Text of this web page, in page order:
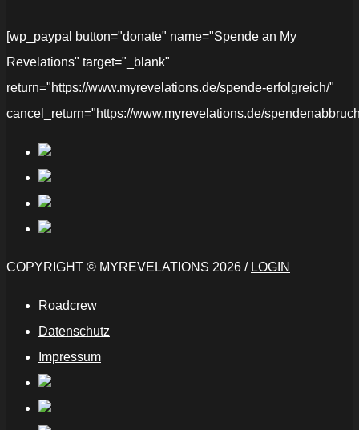
[wp_paypal button="donate" name="Spende an My
Revelations" target="_blank"
return="https://www.myrevelations.de/spende-erfolgreich/"
cancel_return="https://www.myrevelations.de/
COPYRIGHT © MYREVELATIONS 2026 / LOGIN
Roadcrew
Datenschutz
Impressum